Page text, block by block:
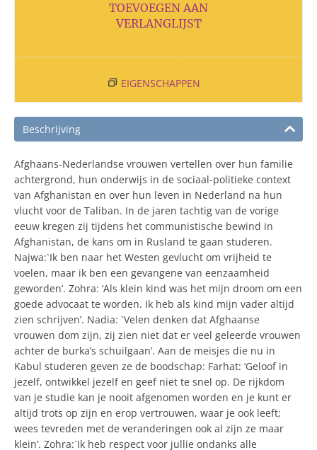
TOEVOEGEN AAN
VERLANGLIJST
EIGENSCHAPPEN
Beschrijving
Afghaans-Nederlandse vrouwen vertellen over hun familie
achtergrond, hun onderwijs in de sociaal-politieke context
van Afghanistan en over hun leven in Nederland na hun
vlucht voor de Taliban. In de jaren tachtig van de vorige
eeuw kregen zij tijdens het communistische bewind in
Afghanistan, de kans om in Rusland te gaan studeren.
Najwa:`Ik ben naar het Westen gevlucht om vrijheid te
voelen, maar ik ben een gevangene van eenzaamheid
geworden’. Zohra: ‘Als klein kind was het mijn droom om een
goede advocaat te worden. Ik heb als kind mijn vader altijd
zien schrijven’. Nadia: `Velen denken dat Afghaanse
vrouwen dom zijn, zij zien niet dat er veel geleerde vrouwen
achter de burka’s schuilgaan’. Aan de meisjes die nu in
Kabul studeren geven ze de boodschap: Farhat: ‘Geloof in
jezelf, ontwikkel jezelf en geef niet te snel op. De rijkdom
van je studie kan je nooit afgenomen worden en je kunt er
altijd trots op zijn en erop vertrouwen, waar je ook leeft;
wees tevreden met de veranderingen ook al zijn ze maar
klein’. Zohra:`Ik heb respect voor jullie ondanks alle